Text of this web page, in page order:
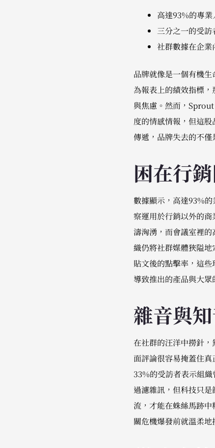
高達93%的專
三分之一的受訪
社群數據在企業
品牌就像是一個有機
為報表上的績效指標
與焦慮。然而，
度的情感情報，但這
傳遞，品牌失去的不僅
困在行
數據顯示，高達93%
察運用於行銷以外的
濤洶湧，而會議室裡
織仍將社群媒體狹隘
貼文後的點擊率，這
導致推出的產品與大眾
雜音與
在社群的汪洋中撈針
面評論很容易掩蓋住
33%的受訪者表示組
過濾雜訊，但科技只
流，才能在蛛絲馬跡
關危機爆發前就溫柔地